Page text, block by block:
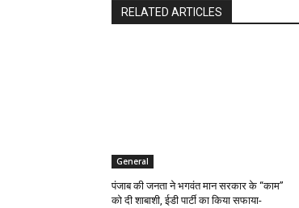
RELATED ARTICLES
General
पंजाब की जनता ने भगवंत मान सरकार के ‘‘काम’’
को दी शाबाशी, ईडी पार्टी का किया सफाया-